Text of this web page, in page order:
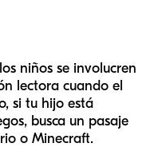
niños se involucren
lectora cuando el
si tu hijo está
busca un pasaje
o Minecraft.